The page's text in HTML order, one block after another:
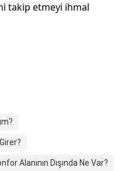
takip etmeyi ihmal
Alanının Dışında Ne Var?